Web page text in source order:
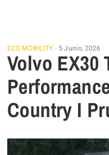
ECO MOBILITY 5 Junio, 2026
Volvo EX30
Country I